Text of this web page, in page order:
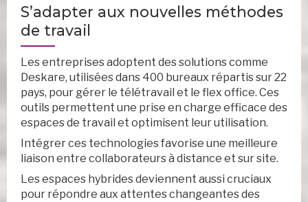
S’adapter aux nouvelles méthodes
de travail
Les entreprises adoptent des solutions comme
Deskare, utilisées dans 400 bureaux répartis sur 22
pays, pour gérer le télétravail et le flex office. Ces
outils permettent une prise en charge efficace des
espaces de travail et optimisent leur utilisation.
Intégrer ces technologies favorise une meilleure
liaison entre collaborateurs à distance et sur site.
Les espaces hybrides deviennent aussi cruciaux
pour répondre aux attentes changeantes des